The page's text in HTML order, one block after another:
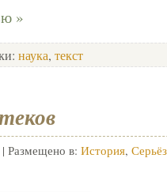
»
наука, текст
| Размещено в: История,